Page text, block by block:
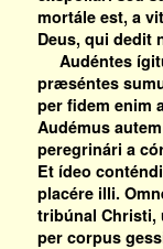
mortále est, a
Deus, qui dedit
Audéntes
præséntes
per fidem enim
Audémus
peregrinári a
Et ídeo
placére illi.
tribúnal Christi,
per corpus